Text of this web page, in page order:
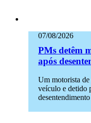
07/08/2026
PMs detêm
após
Um motorista
veículo e detido